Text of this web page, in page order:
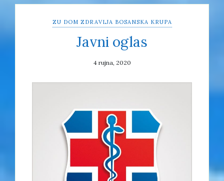
ZU DOM ZDRAVLJA BOSANSKA KRUPA
Javni oglas
4 rujna, 2020